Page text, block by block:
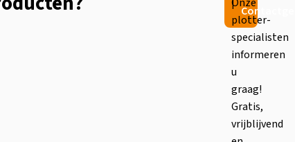
plotter-
specialisten
informeren
u
graag!
Gratis,
vrijblijvend